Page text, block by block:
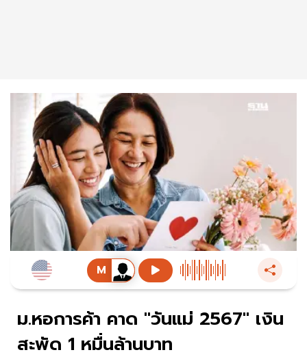
ม.หอการค้า คาด "วันแม่ 2567" เงิน
สะพัด 1 หมื่นล้านบาท